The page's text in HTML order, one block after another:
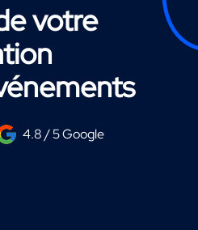
votre
4.8 / 5 Google